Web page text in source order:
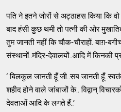
पति ने इतने जोरों से अट्ठाहस किया कि
बाद हंसी कुछ थमी तो पत्नी की ओर मुखातिब
तुम जानती नहीं कि चौक-चौराहों. बाग़-
संस्थानों..मंदिर-देवालयों..आदि में किनकी
‘ बिलकुल जानती हूँ जी..सब जानती
शहीद होने वाले जांबाजों के.. विद्वान्
देवताओं आदि के लगते हैं..’